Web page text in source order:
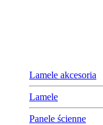
Lamele akcesoria
Lamele
Panele ścienne